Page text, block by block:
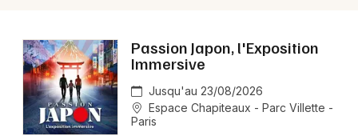
Newsletter des sorties
Passion Japon, l'Exposition
Immersive
Jusqu'au 23/08/2026
Espace Chapiteaux - Parc Villette -
Paris